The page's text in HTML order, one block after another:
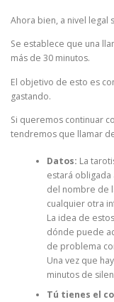
Ahora bien, a nivel legal
Se establece que una
más de 30 minutos.
El objetivo de esto es
gastando.
Si queremos continuar
tendremos que llamar
Datos: La
estará obligada
del nombre de
cualquier otra
La idea de
dónde puede
de problema
Una vez que
minutos de
Tú tienes el